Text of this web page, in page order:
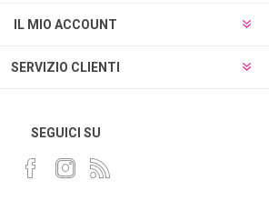
IL MIO ACCOUNT
SERVIZIO CLIENTI
SEGUICI SU